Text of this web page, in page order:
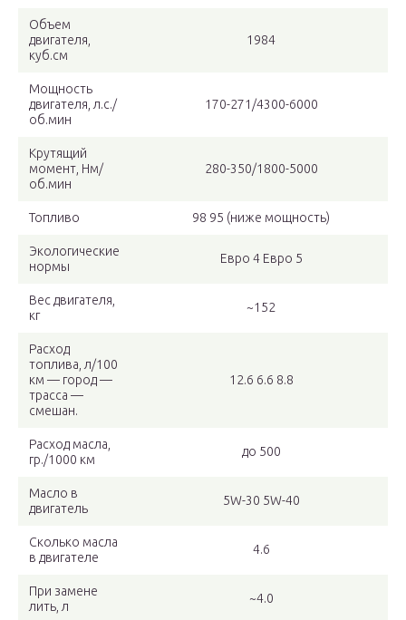
Объем
двигателя,
куб.см
1984
Мощность
двигателя, л.с./
об.мин
170-271/4300-6000
Крутящий
момент, Нм/
об.мин
280-350/1800-5000
Топливо 98 95 (ниже мощность)
Экологические
нормы
Евро 4 Евро 5
Вес двигателя,
кг
~152
Расход
топлива, л/100
км — город —
трасса —
смешан.
12.6 6.6 8.8
Расход масла,
гр./1000 км
до 500
Масло в
двигатель
5W-30 5W-40
Сколько масла
в двигателе
4.6
При замене
лить, л
~4.0